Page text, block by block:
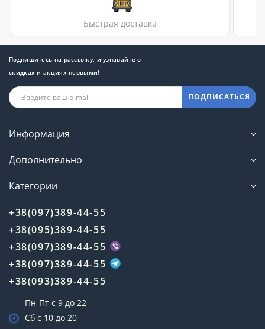
Быстрая доставка
Подпишитесь на рассылку, и узнавайте о
скидках и акциях первыми!
ПОДПИСАТЬСЯ
Информация
Дополнительно
Категории
+38(097)389-44-55
+38(095)389-44-55
+38(097)389-44-55
+38(097)389-44-55
+38(093)389-44-55
Пн-Пт с 9 до 22
Сб с 10 до 20